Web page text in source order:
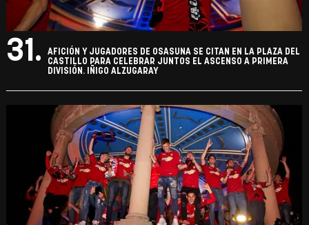
31.
AFICIÓN Y JUGADORES DE OSASUNA SE CITAN EN LA PLAZA DEL
CASTILLO PARA CELEBRAR JUNTOS EL ASCENSO A PRIMERA
DIVISIÓN. IÑIGO ALZUGARAY